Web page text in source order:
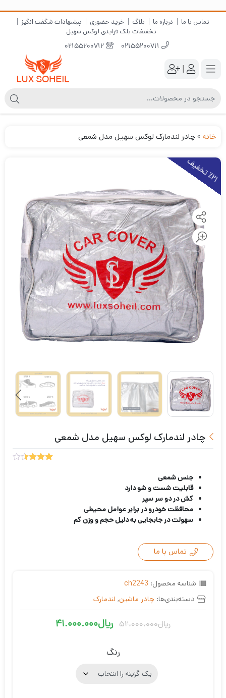
تماس با ما درباره ما بلاگ خرید حضوری
پیشنهادات شگفت انگیز
تخفیفات بلک فرایدی لوکس سهیل
|
خانه »چادر لندمارک لوکس سهیل مدل شمعی
٪2
1
ت
خ
ف
یف
چادر لندمارک لوکس سهیل مدل شمعی
جنس شمعی
قابلیت شست و شو دارد
کش در دو سر سپر
محافظت خودرو در برابر عوامل محیطی
سهولت در جابجایی به دلیل حجم و وزن کم
تماس با ما
شناسه محصول: ch2243
دسته‌بندی‌ها: چادر ماشین, لندمارک
ریال52.000.000 قیمت
اصلی
بود.
ریال41.000.000قیمت
فعلی
است.
رنگ